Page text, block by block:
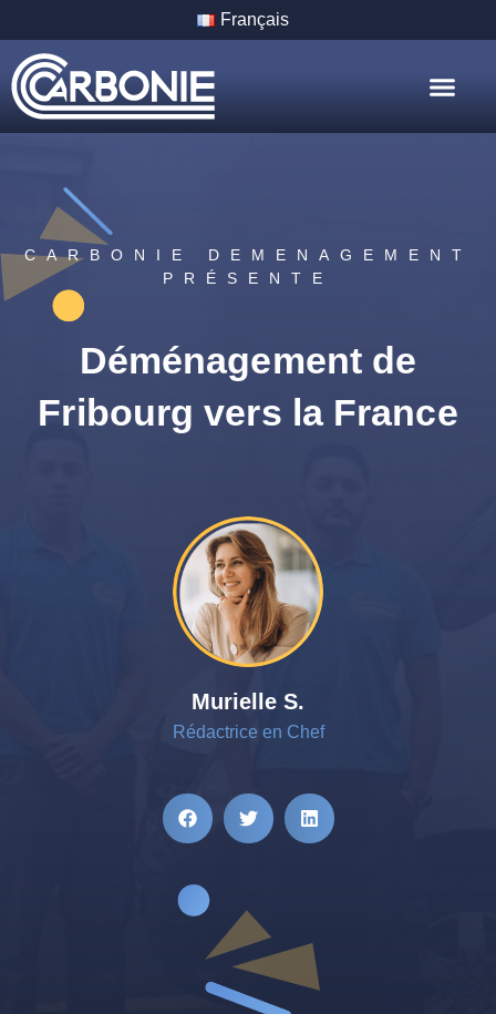
Français
CARBONIE DEMENAGEMENT
PRÉSENTE
Déménagement de
Fribourg vers la France
Murielle S.
Rédactrice en Chef